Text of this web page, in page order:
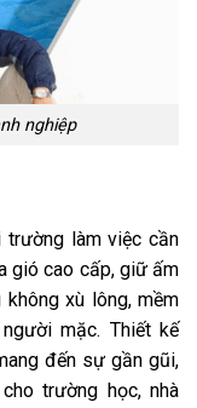
nghiệp
trường làm việc cần
gió cao cấp, giữ ấm
xù lông, mềm
mặc. Thiết kế
đến sự gần gũi,
trường học, nhà